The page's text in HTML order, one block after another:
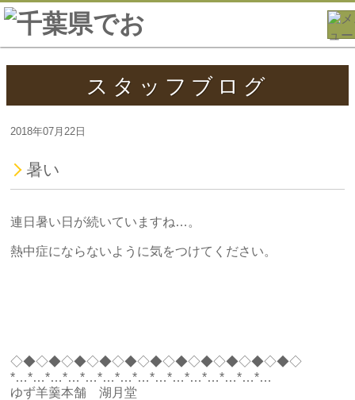
スタッフブログ
2018年07月22日
暑い
連日暑い日が続いていますね…。
熱中症にならないように気をつけてください。
◇◆◇◆◇◆◇◆◇◆◇◆◇◆◇◆◇◆◇◆◇◆◇
*…*…*…*…*…*…*…*…*…*…*…*…*…*…*…
ゆず羊羹本舗 湖月堂